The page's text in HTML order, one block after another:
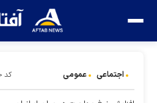
اجتماعی عمومی کد